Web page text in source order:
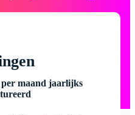
maand jaarlijks